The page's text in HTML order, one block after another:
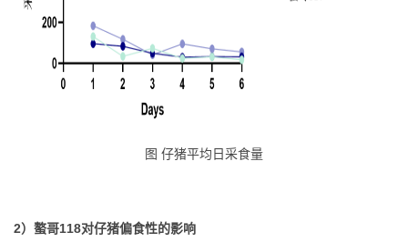
图 仔猪平均日采食量
2）螯哥118对仔猪偏食性的影响